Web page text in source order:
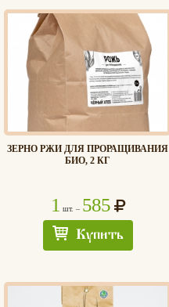
ЗЕРНО РЖИ ДЛЯ ПРОРАЩИВАНИЯ
БИО, 2 КГ
1 шт. – 585
Купить